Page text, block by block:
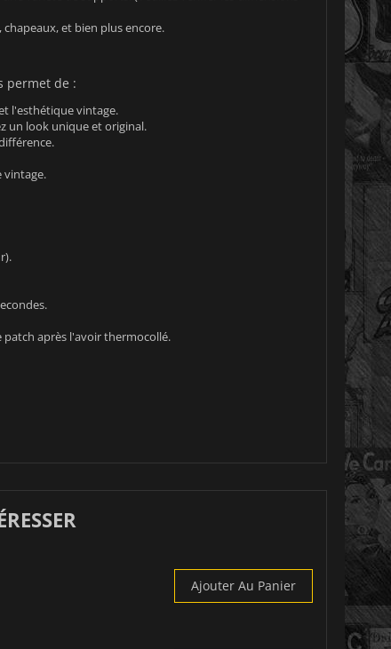
et bien plus encore.
permet de :
l'esthétique vintage.
un look unique et original.
vintage.
après l'avoir thermocollé.
Ajouter Au Panier